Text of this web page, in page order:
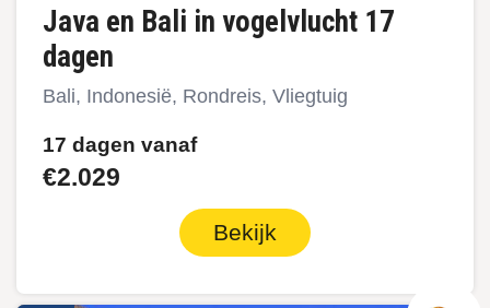
Java en Bali in vogelvlucht 17
dagen
Bali, Indonesië, Rondreis, Vliegtuig
17 dagen vanaf
€2.029
Bekijk